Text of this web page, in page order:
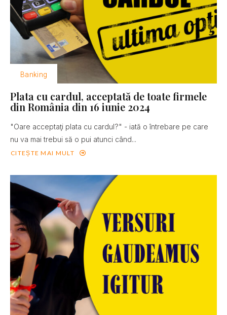
Banking
Plata cu cardul, acceptată de toate firmele
din România din 16 iunie 2024
"Oare acceptaţi plata cu cardul?" - iată o întrebare pe care
nu va mai trebui să o pui atunci când...
CITEȘTE MAI MULT